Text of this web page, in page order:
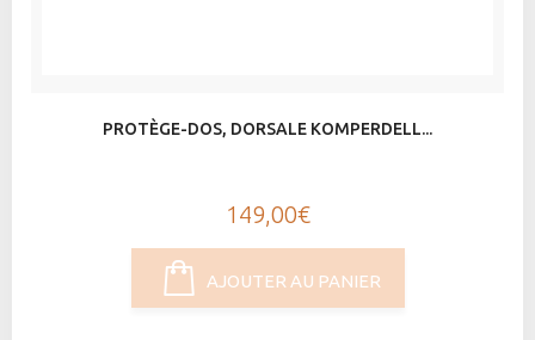
PROTÈGE-DOS, DORSALE KOMPERDELL...
149,00€
AJOUTER AU PANIER